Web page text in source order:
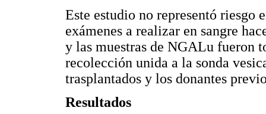
Este estudio no representó riesgo
exámenes a realizar en sangre
y las muestras de NGALu fueron
recolección unida a la sonda
trasplantados y los donantes
Resultados